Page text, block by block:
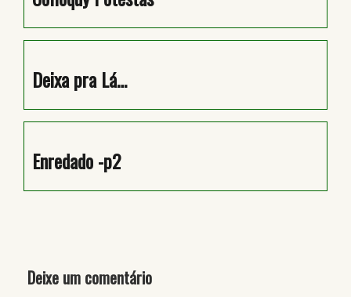
Deixa pra Lá…
Enredado -p2
Deixe um comentário